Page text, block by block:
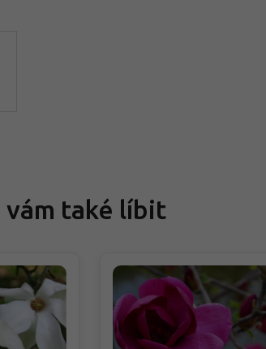
vám také líbit